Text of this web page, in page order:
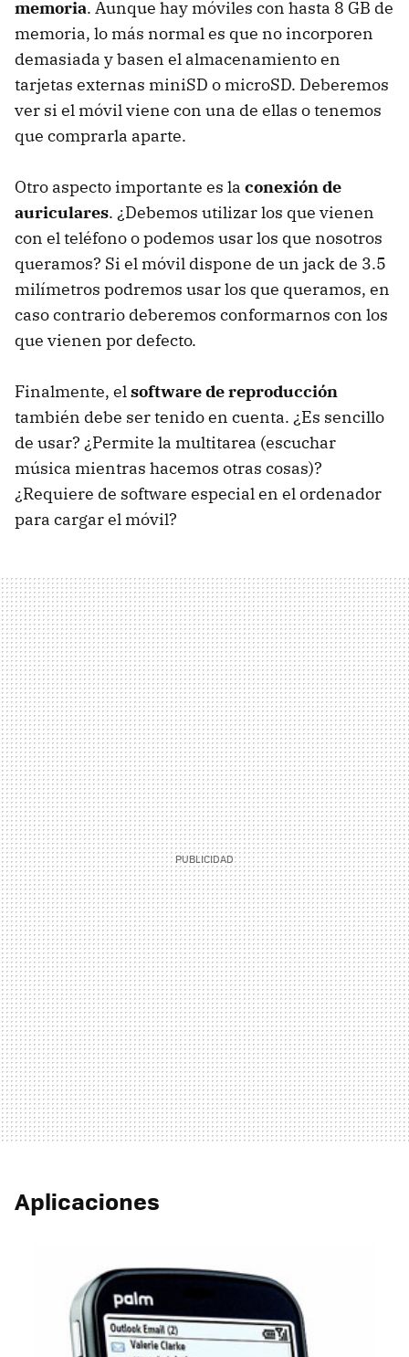
memoria. Aunque hay móviles con hasta 8 GB de
memoria, lo más normal es que no incorporen
demasiada y basen el almacenamiento en
tarjetas externas miniSD o microSD. Deberemos
ver si el móvil viene con una de ellas o tenemos
que comprarla aparte.
Otro aspecto importante es la conexión de
auriculares. ¿Debemos utilizar los que vienen
con el teléfono o podemos usar los que nosotros
queramos? Si el móvil dispone de un jack de 3.5
milímetros podremos usar los que queramos, en
caso contrario deberemos conformarnos con los
que vienen por defecto.
Finalmente, elsoftware de reproducción
también debe ser tenido en cuenta. ¿Es sencillo
de usar? ¿Permite la multitarea (escuchar
música mientras hacemos otras cosas)?
¿Requiere de software especial en el ordenador
para cargar el móvil?
Aplicaciones